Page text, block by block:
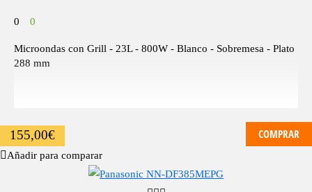
0 0
Microondas con Grill - 23L - 800W - Blanco - Sobremesa - Plato
288 mm
155,00€ COMPRAR
Añadir para comparar